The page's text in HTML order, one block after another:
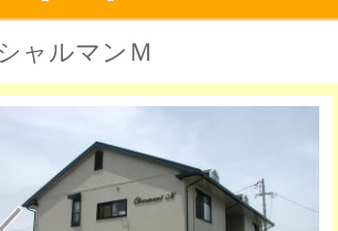
ャルマンＭ